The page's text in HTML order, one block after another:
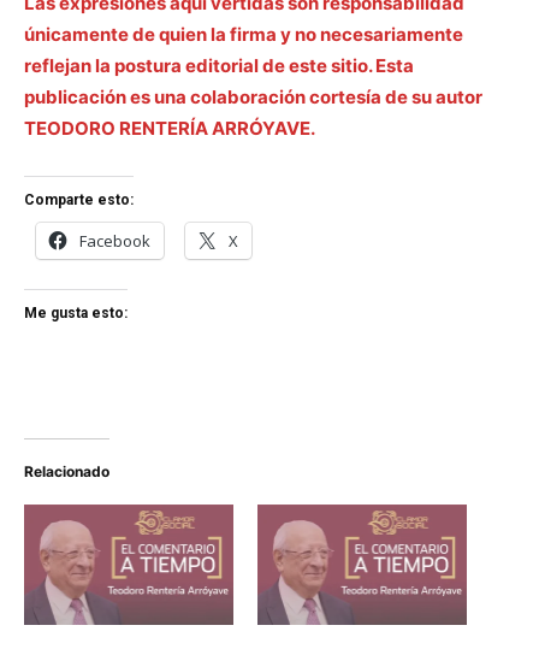
únicamente de quien la firma y no necesariamente
reflejan la postura editorial de este sitio. Esta
publicación es una colaboración cortesía de su autor
TEODORO RENTERÍA ARRÓYAVE.
Comparte esto:
Facebook X
Me gusta esto:
Relacionado